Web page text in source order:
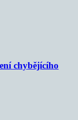
chybějícího